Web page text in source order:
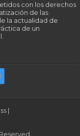
con los derechos
de las
la actualidad de
de un
|